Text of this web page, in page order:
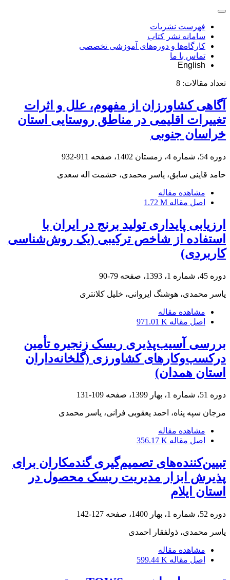
فهرست نشریات
سامانه نشر کتاب
کارگاه‌ها و دوره‌های آموزشی تخصصی
تماس با ما
English
تعداد مقالات: 8
آگاهی کشاورزان از مفهوم، علل و اثرات
تغییرات اقلیمی در مناطق روستایی استان
خراسان جنوبی
دوره 54، شماره 4، زمستان 1402، صفحه 911-932
حامد قاینی سابق، یاسر محمدی، حشمت اله سعدی
مشاهده مقاله
اصل مقاله 1.72 M
ارزیابی پایداری تولید برنج در ایران با
استفاده از شاخص ترکیبی (یک روش‌شناسی
کاربردی)
دوره 45، شماره 1، 1393، صفحه 79-90
یاسر محمدی، هوشنگ ایروانی، خلیل کلانتری
مشاهده مقاله
اصل مقاله 971.01 K
بررسی آسیب‌‌پذیری ریسک زنجیره تأمین
درکسب‌وکارهای کشاورزی (گلخانه‌داران
استان همدان)
دوره 51، شماره 1، بهار 1399، صفحه 109-131
مرجان سپه پناه، احمد یعقوبی فرانی، یاسر محمدی
مشاهده مقاله
اصل مقاله 356.17 K
تبیین‌‌کننده‌های تصمیم‌گیری گندمکاران برای
پذیرش ابزار مدیریت ریسک محصول در
استان ایلام
دوره 52، شماره 1، بهار 1400، صفحه 127-142
یاسر محمدی، ذولفقار احمدی
مشاهده مقاله
اصل مقاله 599.44 K